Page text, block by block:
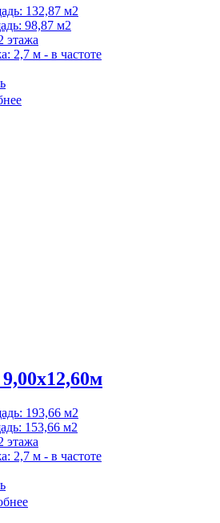
: 132,87 м2
: 98,87 м2
этажа
: 2,7 м - в частоте
: 193,66 м2
: 153,66 м2
этажа
: 2,7 м - в частоте